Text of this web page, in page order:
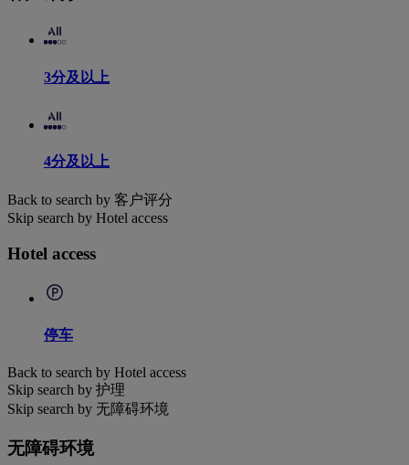
3分及以上
4分及以上
Back to search by 客户评分
Skip search by Hotel access
Hotel access
停车
Back to search by Hotel access
Skip search by 护理
Skip search by 无障碍环境
无障碍环境